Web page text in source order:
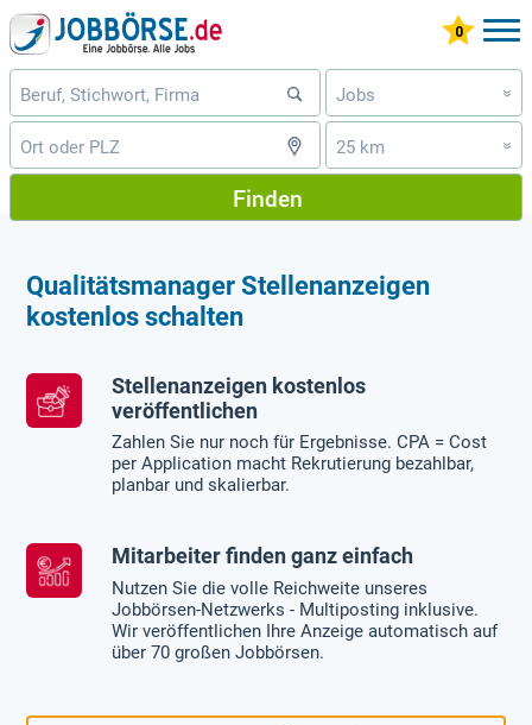
Jobs »
25 km »
Finden
Qualitätsmanager Stellenanzeigen
kostenlos schalten
Stellenanzeigen kostenlos
veröffentlichen
Zahlen Sie nur noch für Ergebnisse. CPA = Cost
per Application macht Rekrutierung bezahlbar,
planbar und skalierbar.
Mitarbeiter finden ganz einfach
Nutzen Sie die volle Reichweite unseres
Jobbörsen-Netzwerks - Multiposting inklusive.
Wir veröffentlichen Ihre Anzeige automatisch auf
über 70 großen Jobbörsen.